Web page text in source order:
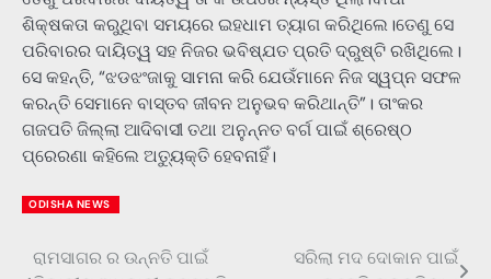
ଶିକ୍ଷକତା କରୁଥିବା ସମୟରେ ଇହଧାମ ତ୍ୟାଗ କରିଥିଲେ।ତେଣୁ ସେ
ପରିବାରର ଦାୟିତ୍ୱ ସହ ନିଜର ଭବିଷ୍ଯତ ପ୍ରତି ଦ୍ରୁଷ୍ଟି ରଖିଥିଲେ।
ସେ କହନ୍ତି, “ଝଡଝଂଜାକୁ ସାମନା କରି ଯେଉଁମାନେ ନିଜ ସ୍ୱପ୍ନ ସଫଳ
କରନ୍ତି ସେମାନେ ବାସ୍ତବ ଜୀବନ ଅନୁଭବ କରିଥାନ୍ତି”। ତାଂକର
ଗଜପତି ଜିଲ୍ଲା ଆଦିବାସୀ ତଥା ଅନୁନ୍ନତ ବର୍ଗ ପାଇଁ ଶ୍ରେଷ୍ଠ
ପ୍ରେରଣା କହିଲେ ଅତ୍ୟୁକ୍ତି ହେବନାହିଁ।
ODISHA NEWS
Post
ରାମସାଗର ର ଉନ୍ନତି ପାଇଁ
ସରିଲା ମଦ ଦୋକାନ ପାଇଁ